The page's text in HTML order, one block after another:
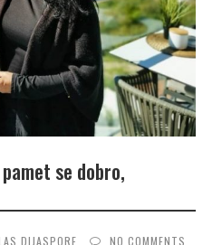
se dobro,
DIJASPORE NO COMMENTS